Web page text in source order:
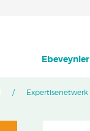
Ebeveynler
Expertisenetwerk